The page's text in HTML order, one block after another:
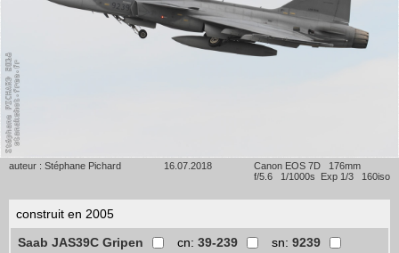
auteur : Stéphane Pichard 16.07.2018
Canon EOS 7D 176mm
f/5.6 1/1000s Exp 1/3 160iso
construit en 2005
Saab JAS39C Gripen
cn: 39-239 sn: 9239